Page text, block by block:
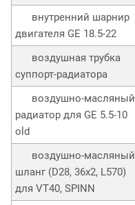
внутренний шарнир
двигателя GE 18.5-22
воздушная трубка
суппорт-радиатора
воздушно-масляный
радиатор для GE 5.5-10
old
воздушно-масляный
шланг (D28, 36x2, L570)
для VT40, SPINN